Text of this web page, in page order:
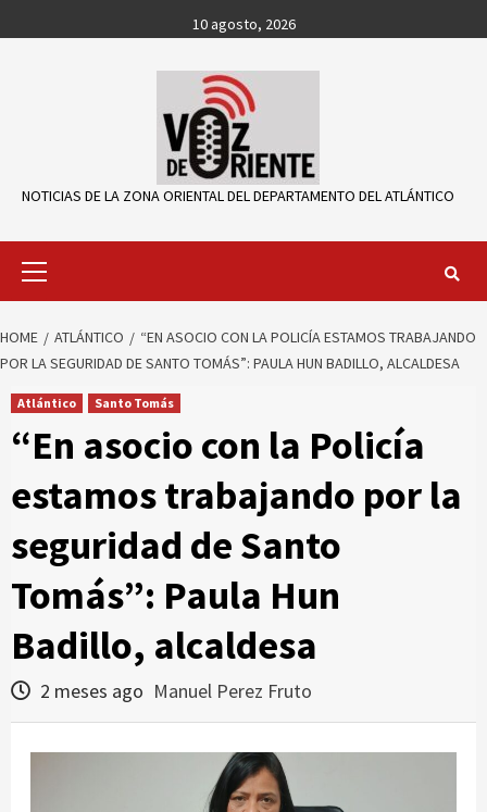
to
10 agosto, 2026
NOTICIAS DE LA ZONA ORIENTAL DEL DEPARTAMENTO DEL ATLÁNTICO
Primary
HOME ATLÁNTICO
“EN ASOCIO CON LA POLICÍA ESTAMOS TRABAJANDO
POR LA SEGURIDAD DE SANTO TOMÁS”: PAULA HUN BADILLO, ALCALDESA
Atlántico Santo Tomás
“En asocio con la Policía
estamos trabajando por la
seguridad de Santo
Tomás”: Paula Hun
Badillo, alcaldesa
2 meses ago Manuel Perez Fruto